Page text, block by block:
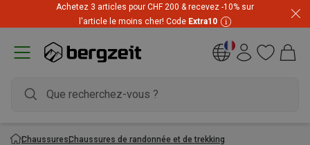
Achetez 3 articles pour CHF 200 & recevez -10% sur
l'article le moins cher! Code Extra10
ChaussuresChaussures de randonnée et de trekking